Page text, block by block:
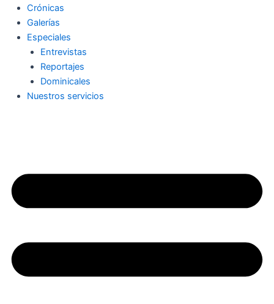
Crónicas
Galerías
Especiales
Entrevistas
Reportajes
Dominicales
Nuestros servicios